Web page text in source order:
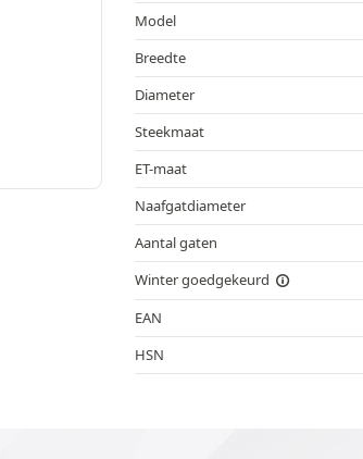
Model
Breedte
Diameter
Steekmaat
ET-maat
Naafgatdiameter
Aantal gaten
Winter goedgekeurd
EAN
HSN